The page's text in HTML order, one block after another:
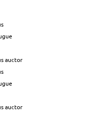
auctor
auctor